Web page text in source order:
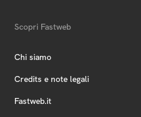
Scopri Fastweb
Chi siamo
Credits e note legali
Fastweb.it